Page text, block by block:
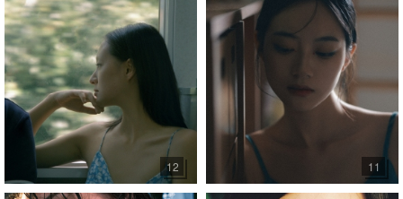
12 11